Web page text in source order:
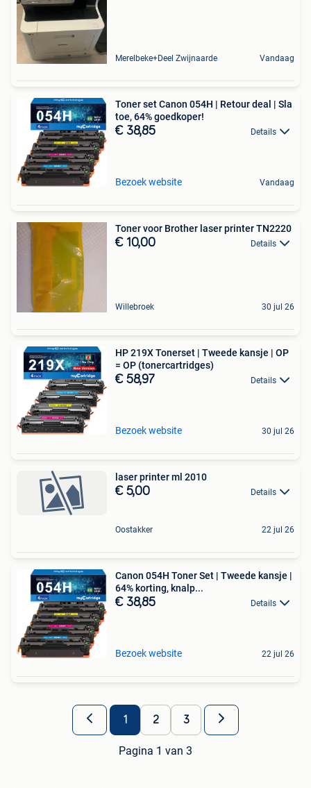
Merelbeke+Deel Zwijnaarde Vandaag
Toner set Canon 054H | Retour deal | Sla
toe, 64% goedkoper!
€ 38,85 Details
Bezoek website Vandaag
Toner voor Brother laser printer TN2220
€ 10,00 Details
Willebroek 30 jul 26
HP 219X Tonerset | Tweede kansje | OP
= OP (tonercartridges)
€ 58,97 Details
Bezoek website 30 jul 26
laser printer ml 2010
€ 5,00 Details
Oostakker 22 jul 26
Canon 054H Toner Set | Tweede kansje |
64% korting, knalp...
€ 38,85 Details
Bezoek website 22 jul 26
1 2 3
Pagina 1 van 3